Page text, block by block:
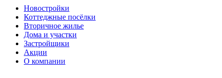
Новостройки
Коттеджные посёлки
Вторичное жилье
Дома и участки
Застройщики
Акции
О компании